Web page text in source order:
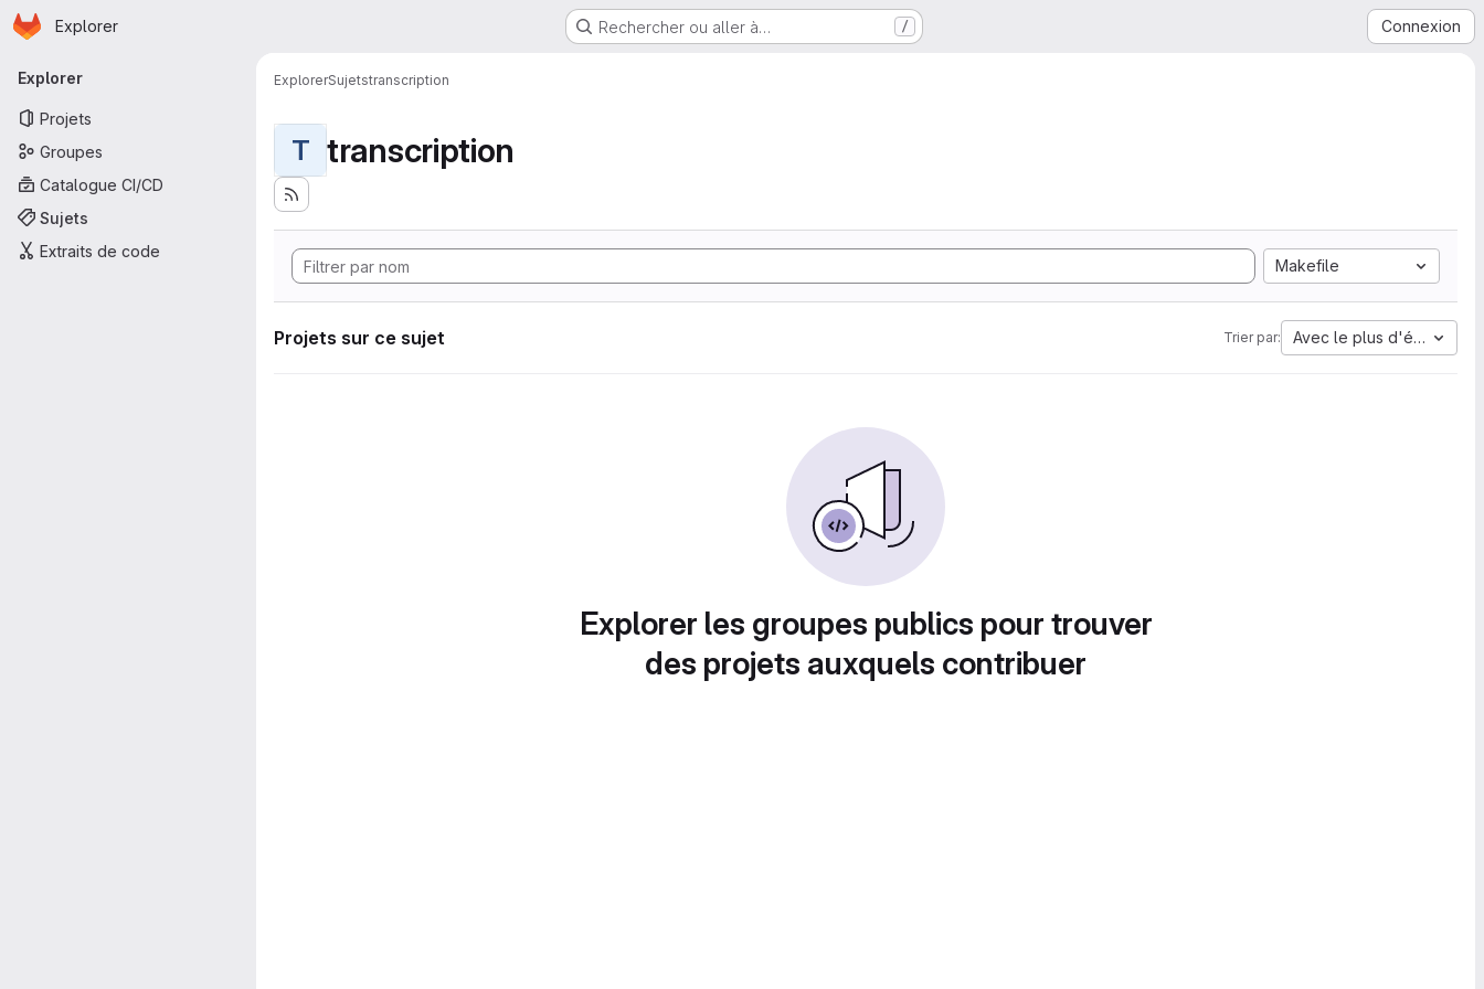
Passer au contenu principal
Page d'accueil
Explorer Rechercher ou aller à… / Connexion
Navigation principale
Explorer
Projets
Groupes
Catalogue CI/CD
Sujets
Extraits de code
ExplorerSujetstranscription
T transcription
Makefile
Projets sur ce sujet Trier par: Avec le plus d'étoiles
Explorer les groupes publics pour trouver
des projets auxquels contribuer